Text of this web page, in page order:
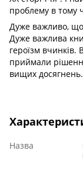
проблему в тому
Дуже важливо, що
Дуже важлива
героїзм вчинків.
приймали
вищих досягнень.
Назва